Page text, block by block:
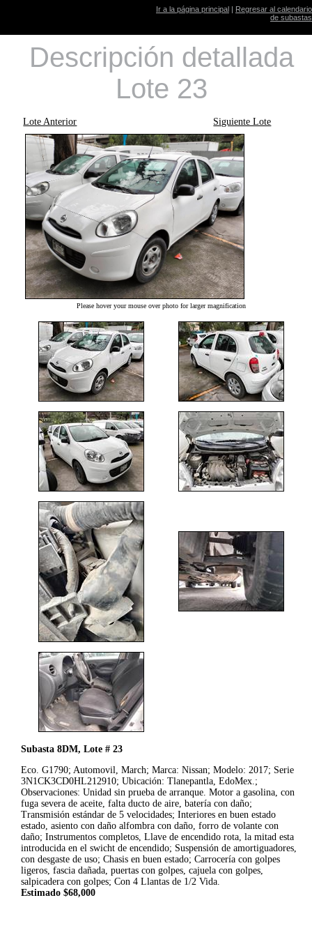
Ir a la página principal | Regresar al calendario
de subastas
Descripción detallada
Lote 23
Lote Anterior Siguiente Lote
Please hover your mouse over photo for larger magnification
Subasta 8DM, Lote # 23
Eco. G1790; Automovil, March; Marca: Nissan; Modelo: 2017; Serie
3N1CK3CD0HL212910; Ubicación: Tlanepantla, EdoMex.;
Observaciones: Unidad sin prueba de arranque. Motor a gasolina, con
fuga severa de aceite, falta ducto de aire, batería con daño;
Transmisión estándar de 5 velocidades; Interiores en buen estado
estado, asiento con daño alfombra con daño, forro de volante con
daño; Instrumentos completos, Llave de encendido rota, la mitad esta
introducida en el swicht de encendido; Suspensión de amortiguadores,
con desgaste de uso; Chasis en buen estado; Carrocería con golpes
ligeros, fascia dañada, puertas con golpes, cajuela con golpes,
salpicadera con golpes; Con 4 Llantas de 1/2 Vida.
Estimado $68,000